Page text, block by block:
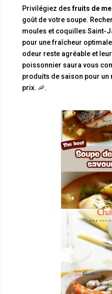
Privilégiez desfruits de
goût de votre soupe.
moules et coquilles Saint-
pour une fraîcheur
odeur reste agréable et
poissonnier saura vous
produits de saison pour
prix. 🦐.